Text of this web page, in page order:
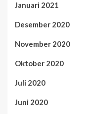
Januari 2021
Desember 2020
November 2020
Oktober 2020
Juli 2020
Juni 2020